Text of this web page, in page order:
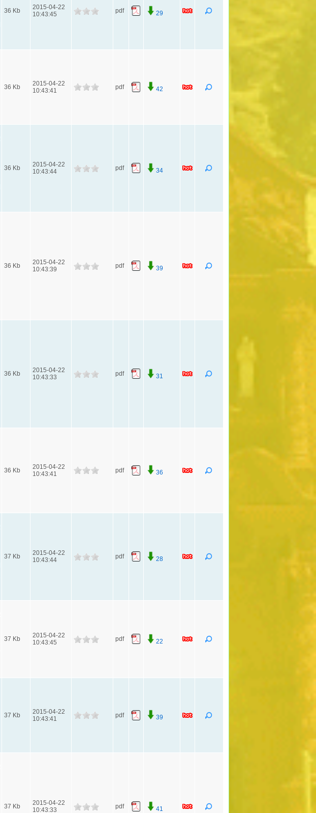
36 Kb
2015-04-22
10:43:45
pdf 29
36 Kb
2015-04-22
10:43:41
pdf 42
36 Kb
2015-04-22
10:43:44
pdf 34
36 Kb
2015-04-22
10:43:39
pdf 39
36 Kb
2015-04-22
10:43:33
pdf 31
36 Kb
2015-04-22
10:43:41
pdf 36
37 Kb
2015-04-22
10:43:44
pdf 28
37 Kb
2015-04-22
10:43:45
pdf 22
37 Kb
2015-04-22
10:43:41
pdf 39
37 Kb
2015-04-22
10:43:33
pdf 41